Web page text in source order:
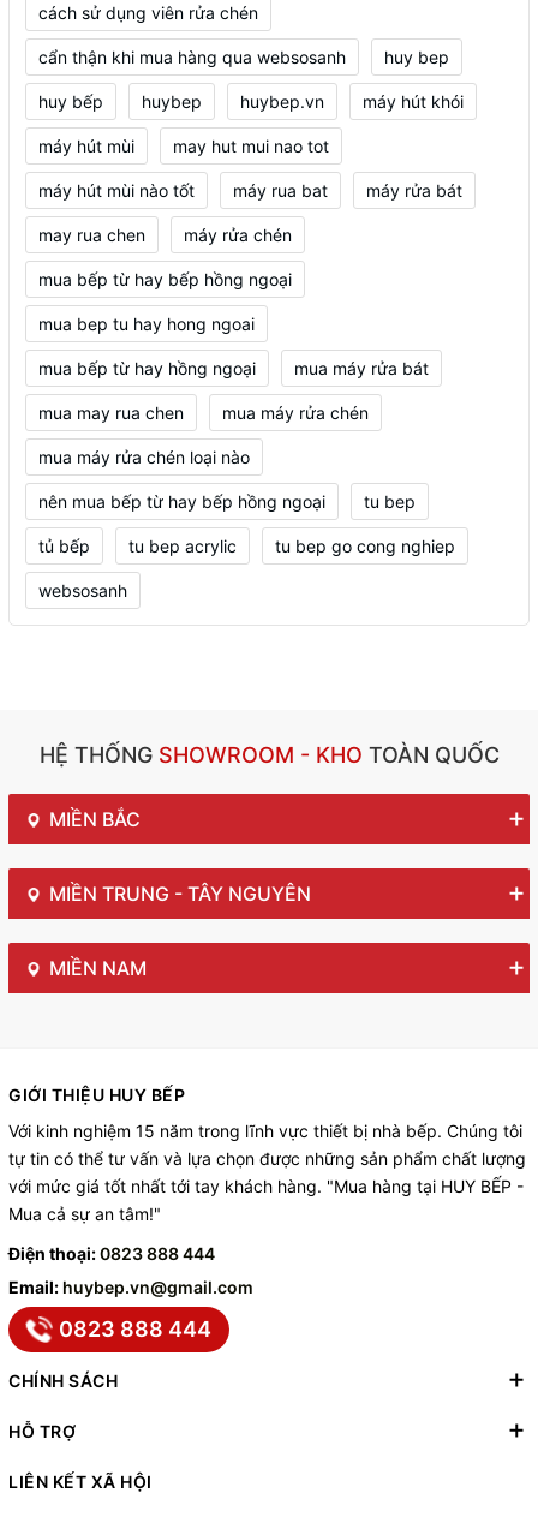
cách sử dụng viên rửa chén
cẩn thận khi mua hàng qua websosanh huy bep
huy bếp huybep huybep.vn máy hút khói
máy hút mùi may hut mui nao tot
máy hút mùi nào tốt máy rua bat máy rửa bát
may rua chen máy rửa chén
mua bếp từ hay bếp hồng ngoại
mua bep tu hay hong ngoai
mua bếp từ hay hồng ngoại mua máy rửa bát
mua may rua chen mua máy rửa chén
mua máy rửa chén loại nào
nên mua bếp từ hay bếp hồng ngoại tu bep
tủ bếp tu bep acrylic tu bep go cong nghiep
websosanh
HỆ THỐNGSHOWROOM - KHO TOÀN QUỐC
MIỀN BẮC
MIỀN TRUNG - TÂY NGUYÊN
MIỀN NAM
GIỚI THIỆU HUY BẾP
Với kinh nghiệm 15 năm trong lĩnh vực thiết bị nhà bếp. Chúng tôi
tự tin có thể tư vấn và lựa chọn được những sản phẩm chất lượng
với mức giá tốt nhất tới tay khách hàng. "Mua hàng tại HUY BẾP -
Mua cả sự an tâm!"
Điện thoại:0823 888 444
Email: huybep.vn@gmail.com
0823 888 444
CHÍNH SÁCH
HỖ TRỢ
LIÊN KẾT XÃ HỘI